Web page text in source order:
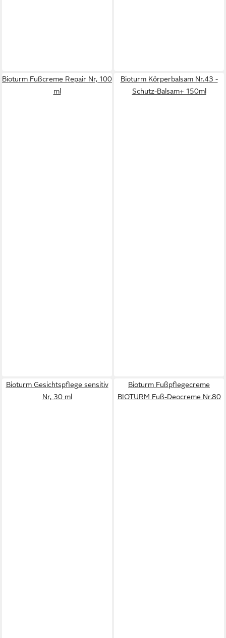
Bioturm Fußcreme Repair Nr, 100
ml
Bioturm Körperbalsam Nr.43 -
Schutz-Balsam+ 150ml
Bioturm Gesichtspflege sensitiv
Nr, 30 ml
Bioturm Fußpflegecreme
BIOTURM Fuß-Deocreme Nr.80